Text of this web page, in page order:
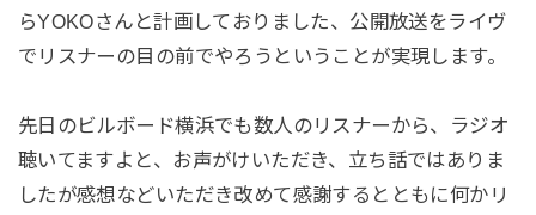
らYOKOさんと計画しておりました、公開放送をライヴ
でリスナーの目の前でやろうということが実現します。
先日のビルボード横浜でも数人のリスナーから、ラジオ
聴いてますよと、お声がけいただき、立ち話ではありま
したが感想などいただき改めて感謝するとともに何かリ